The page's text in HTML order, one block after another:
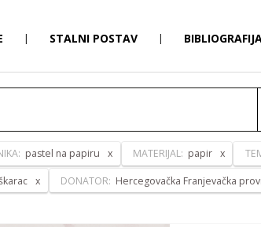
| STALNI POSTAV |
pastel na papiru MATERIJAL: papir
DONATOR: Hercegovačka Franjevačka